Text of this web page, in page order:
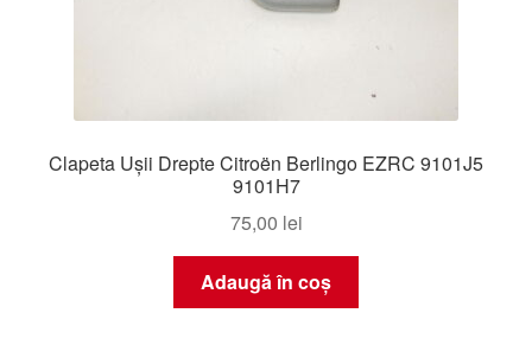
Clapeta Ușii Drepte Citroën Berlingo EZRC 9101J5
9101H7
75,00 lei
Adaugă în coș